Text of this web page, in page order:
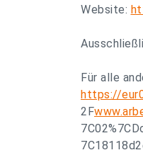
Website:
Für alle
https://
2F